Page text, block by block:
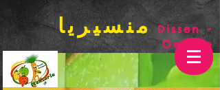
منسيريا Dissen -
Oesede